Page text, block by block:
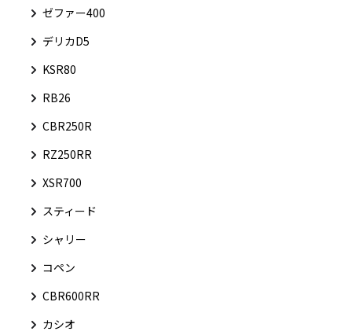
ゼファー400
デリカD5
KSR80
RB26
CBR250R
RZ250RR
XSR700
スティード
シャリー
コペン
CBR600RR
カシオ